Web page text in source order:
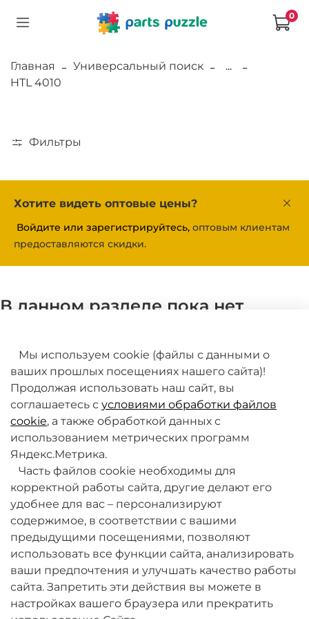
0
Главная Универсальный поиск
...
HTL 4010
Фильтры
Хотите видеть оптовые цены?
Войдите или зарегистрируйтесь, оптовым клиентам
предоставляются скидки.
В данном разделе пока нет
О компании
Товары и услуги
+7 (495) 789-38-95
09:00 - 18:00 (будни, по МСК)
Мы используем cookie (файлы с данными о
ваших прошлых посещениях нашего сайта)!
Продолжая использовать наш сайт, вы
соглашаетесь с условиями обработки файлов
cookie, а также обработкой данных с
использованием метрических программ
Яндекс.Метрика.
Часть файлов cookie необходимы для
корректной работы сайта, другие делают его
удобнее для вас – персонализируют
содержимое, в соответствии с вашими
предыдущими посещениями, позволяют
использовать все функции сайта, анализировать
ваши предпочтения и улучшать качество работы
сайта. Запретить эти действия вы можете в
настройках вашего браузера или прекратить